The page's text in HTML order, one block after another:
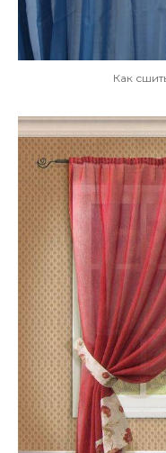
Как